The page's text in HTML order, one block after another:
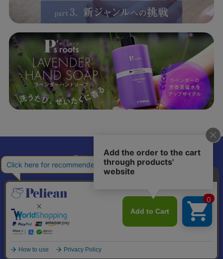
個人情報の取り扱いについて 特定商取引法に基づく表記
© Pelican Soap Co., Ltd. All Rights Reserved.